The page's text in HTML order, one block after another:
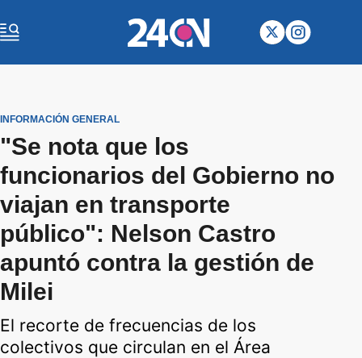
INFORMACIÓN GENERAL
"Se nota que los
funcionarios del Gobierno no
viajan en transporte
público": Nelson Castro
apuntó contra la gestión de
Milei
El recorte de frecuencias de los
colectivos que circulan en el Área